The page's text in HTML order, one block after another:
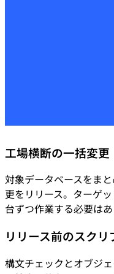
工場横断の一括変更
対象データベースをま
更をリリース。ターゲ
台ずつ作業する必要はあ
リリース前のスクリ
構文チェックとオブジ